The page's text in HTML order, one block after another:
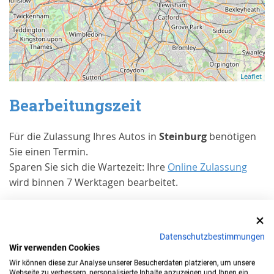
Leaflet
Bearbeitungszeit
Für die Zulassung Ihres Autos in Steinburg benötigen
Sie einen Termin.
Sparen Sie sich die Wartezeit: Ihre Online Zulassung
wird binnen 7 Werktagen bearbeitet.
Wann benötigen Sie eine
Datenschutzbestimmungen
Wir verwenden Cookies
Wir können diese zur Analyse unserer Besucherdaten platzieren, um unsere